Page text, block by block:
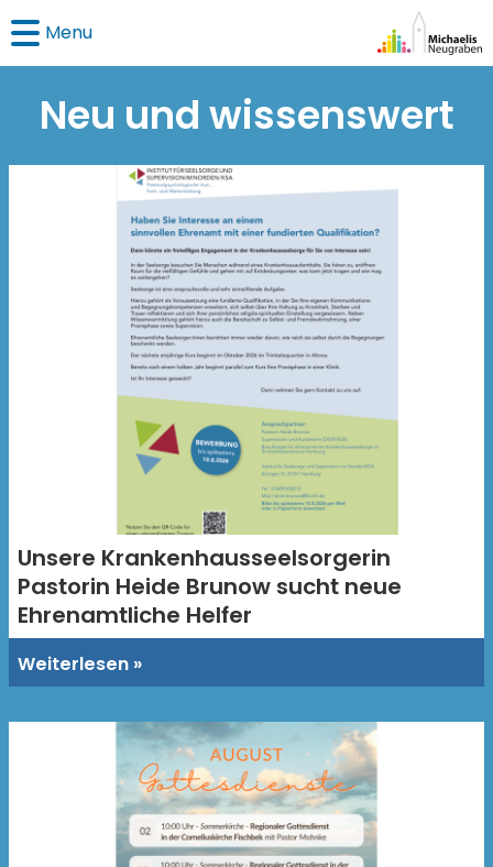
Menu
Neu und wissenswert
Unsere Krankenhausseelsorgerin
Pastorin Heide Brunow sucht neue
Ehrenamtliche Helfer
Weiterlesen